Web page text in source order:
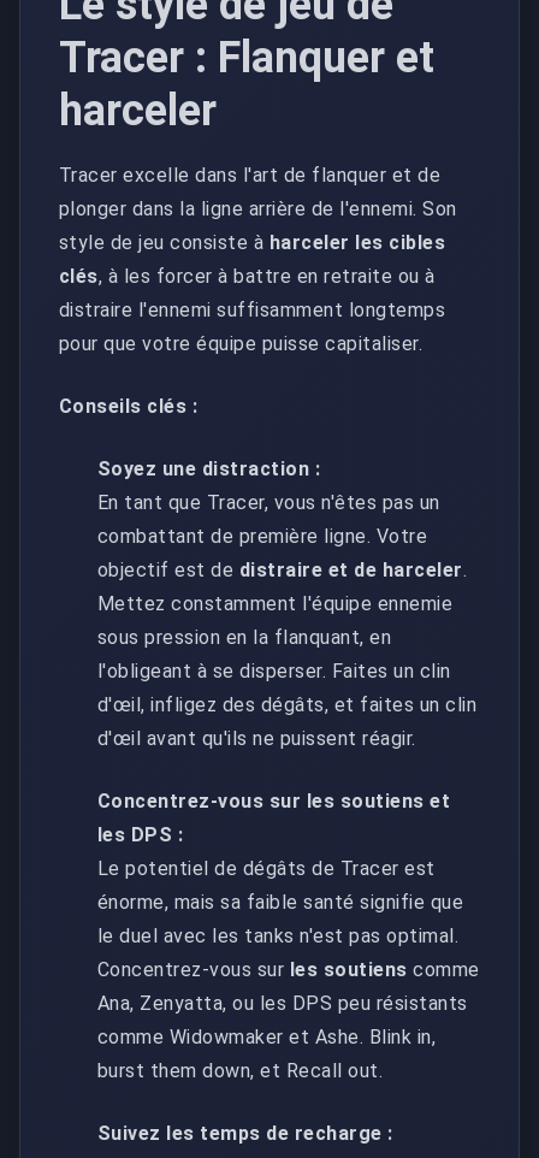
Tracer : Flanquer et
harceler
Tracer excelle dans l'art de flanquer et de
plonger dans la ligne arrière de l'ennemi. Son
style de jeu consiste à harceler les cibles
clés, à les forcer à battre en retraite ou à
distraire l'ennemi suffisamment longtemps
pour que votre équipe puisse capitaliser.
Conseils clés :
Soyez une distraction :
En tant que Tracer, vous n'êtes pas un
combattant de première ligne. Votre
objectif est de distraire et de harceler.
Mettez constamment l'équipe ennemie
sous pression en la flanquant, en
l'obligeant à se disperser. Faites un clin
d'œil, infligez des dégâts, et faites un clin
d'œil avant qu'ils ne puissent réagir.
Concentrez-vous sur les soutiens et
les DPS :
Le potentiel de dégâts de Tracer est
énorme, mais sa faible santé signifie que
le duel avec les tanks n'est pas optimal.
Concentrez-vous sur les soutiens comme
Ana, Zenyatta, ou les DPS peu résistants
comme Widowmaker et Ashe. Blink in,
burst them down, et Recall out.
Suivez les temps de recharge :